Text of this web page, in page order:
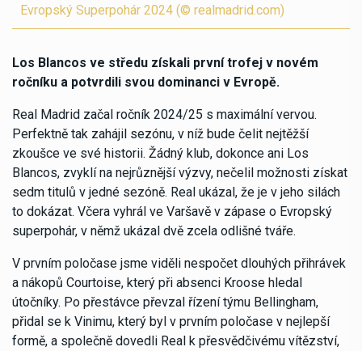
Evropský Superpohár 2024 (© realmadrid.com)
Los Blancos ve středu získali první trofej v novém
ročníku a potvrdili svou dominanci v Evropě.
Real Madrid začal ročník 2024/25 s maximální vervou.
Perfektně tak zahájil sezónu, v níž bude čelit nejtěžší
zkoušce ve své historii. Žádný klub, dokonce ani Los
Blancos, zvyklí na nejrůznější výzvy, nečelil možnosti získat
sedm titulů v jedné sezóně. Real ukázal, že je v jeho silách
to dokázat. Včera vyhrál ve Varšavě v zápase o Evropský
superpohár, v němž ukázal dvě zcela odlišné tváře.
V prvním poločase jsme viděli nespočet dlouhých přihrávek
a nákopů Courtoise, který při absenci Kroose hledal
útočníky. Po přestávce převzal řízení týmu Bellingham,
přidal se k Vinimu, který byl v prvním poločase v nejlepší
formě, a společně dovedli Real k přesvědčivému vítězství,